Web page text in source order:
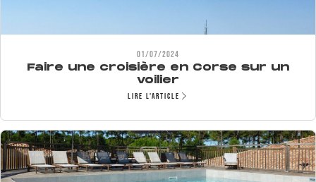
01/07/2024
Faire une croisière en Corse sur un
voilier
Lire l'article